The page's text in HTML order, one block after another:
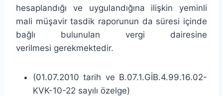
hesaplandığı ve uygulandığına ilişkin yeminli
mali müşavir tasdik raporunun da süresi içinde
bağlı bulunulan vergi dairesine
verilmesi gerekmektedir.
(01.07.2010 tarih ve B.07.1.GİB.4.99.16.02-
KVK-10-22 sayılı özelge)